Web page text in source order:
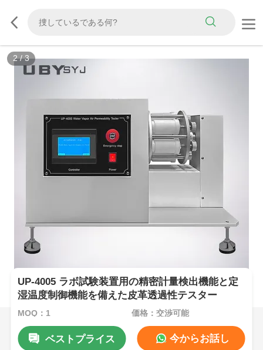
2/3
UP-4005 ラボ試験装置用の精密計量検出機能と定
湿温度制御機能を備えた皮革透過性テスター
MOQ：1 価格：交渉可能
ベストプライス 今からお話し